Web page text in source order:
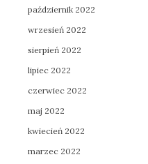
październik 2022
wrzesień 2022
sierpień 2022
lipiec 2022
czerwiec 2022
maj 2022
kwiecień 2022
marzec 2022